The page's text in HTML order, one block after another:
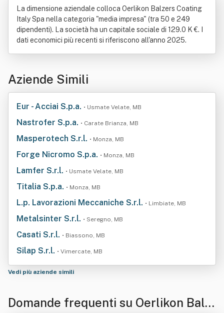
La dimensione aziendale colloca Oerlikon Balzers Coating
Italy Spa nella categoria "media impresa" (tra 50 e 249
dipendenti). La società ha un capitale sociale di 129.0 K €. I
dati economici più recenti si riferiscono all'anno 2025.
Aziende Simili
Eur - Acciai S.p.a. • Usmate Velate, MB
Nastrofer S.p.a. • Carate Brianza, MB
Masperotech S.r.l. • Monza, MB
Forge Nicromo S.p.a. • Monza, MB
Lamfer S.r.l. • Usmate Velate, MB
Titalia S.p.a. • Monza, MB
L.p. Lavorazioni Meccaniche S.r.l. • Limbiate, MB
Metalsinter S.r.l. • Seregno, MB
Casati S.r.l. • Biassono, MB
Silap S.r.l. • Vimercate, MB
Vedi più aziende simili
Domande frequenti su Oerlikon Balz